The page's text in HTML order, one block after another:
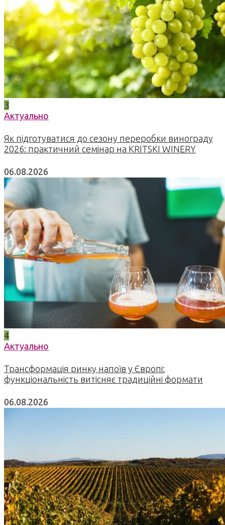
3
Актуально
Як підготуватися до сезону переробки винограду
2026: практичний семінар на KRITSKI WINERY
06.08.2026
4
Актуально
Трансформація ринку напоїв у Європі:
функціональність витісняє традиційні формати
06.08.2026